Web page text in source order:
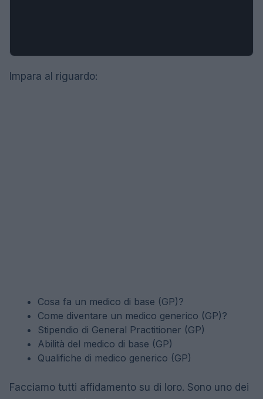
Impara al riguardo:
Cosa fa un medico di base (GP)?
Come diventare un medico generico (GP)?
Stipendio di General Practitioner (GP)
Abilità del medico di base (GP)
Qualifiche di medico generico (GP)
Facciamo tutti affidamento su di loro. Sono uno dei